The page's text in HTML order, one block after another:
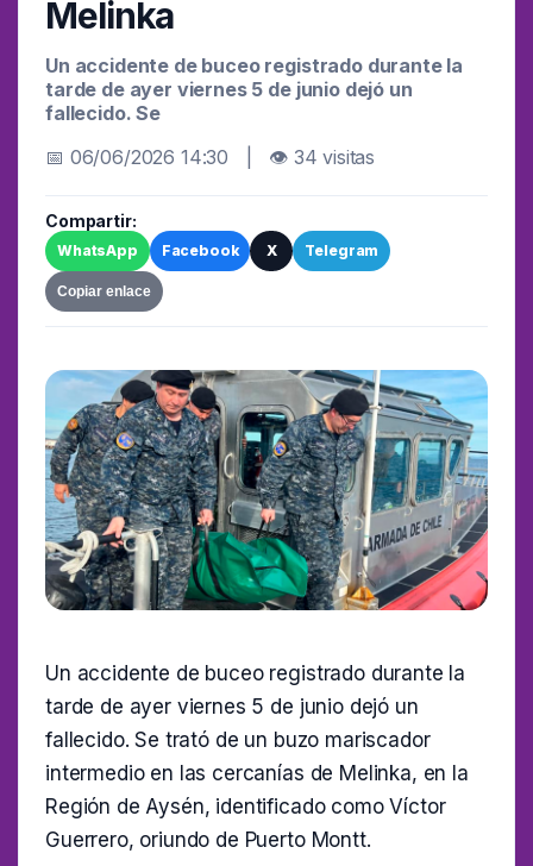
Melinka
Un accidente de buceo registrado durante la
tarde de ayer viernes 5 de junio dejó un
fallecido. Se
📅 06/06/2026 14:30 | 👁 34 visitas
Compartir:
WhatsApp Facebook X Telegram
Copiar enlace
Un accidente de buceo registrado durante la
tarde de ayer viernes 5 de junio dejó un
fallecido. Se trató de un buzo mariscador
intermedio en las cercanías de Melinka, en la
Región de Aysén, identificado como Víctor
Guerrero, oriundo de Puerto Montt.